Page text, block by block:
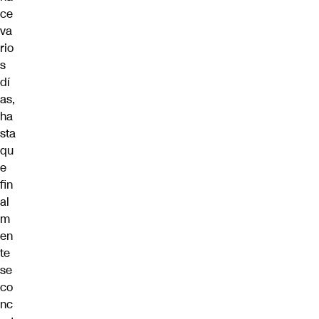
ce
va
rio
s
dí
as,
ha
sta
qu
e
fin
al
m
en
te
se
co
nc